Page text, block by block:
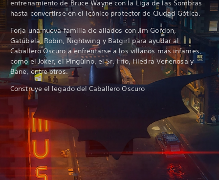
entrenamiento de Bruce Wayne con la Liga de las Sombras
hasta convertirse en el icónico protector de Ciudad Gótica.
Forja una nueva familia de aliados con Jim Gordon,
Gatúbela, Robin, Nightwing y Batgirl para ayudar al
Caballero Oscuro a enfrentarse a los villanos más infames,
como el Joker, el Pingüino, el Sr. Frío, Hiedra Venenosa y
Bane, entre otros.
Construye el legado del Caballero Oscuro